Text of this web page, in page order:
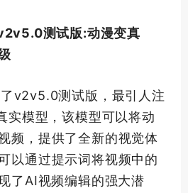
测试版:动漫变真
v2v5.0测试版，最引人注
实模型，该模型可以将动
频，提供了全新的视觉体
以通过提示词将视频中的
了AI视频编辑的强大潜